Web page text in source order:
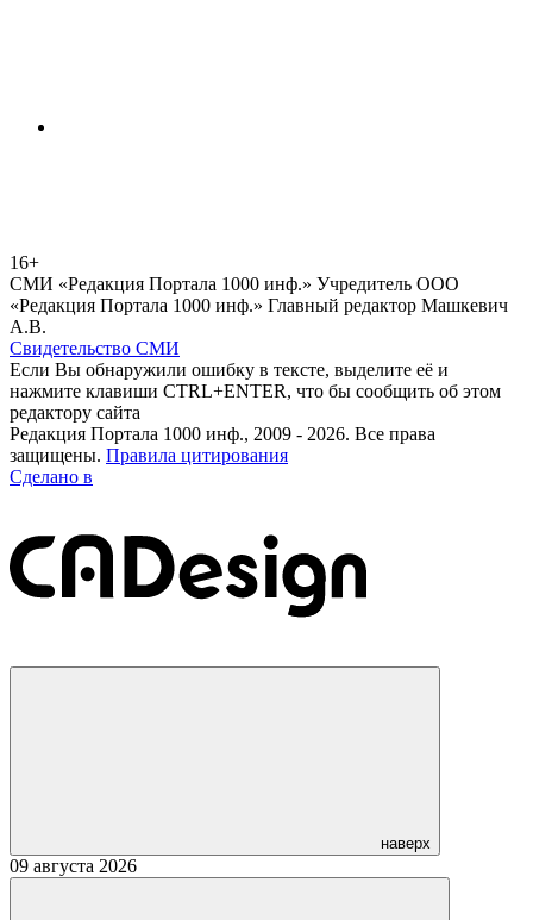
16+
СМИ «Редакция Портала 1000 инф.» Учредитель ООО
«Редакция Портала 1000 инф.» Главный редактор Машкевич
А.В.
Свидетельство СМИ
Если Вы обнаружили ошибку в тексте, выделите её и
нажмите клавиши CTRL+ENTER, что бы сообщить об этом
редактору сайта
Редакция Портала 1000 инф., 2009 - 2026. Все права
защищены. Правила цитирования
Сделано в
наверх
09 августа 2026